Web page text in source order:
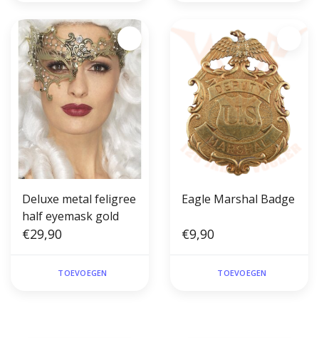
Deluxe metal feligree
half eyemask gold
€29,90
TOEVOEGEN
Eagle Marshal Badge
€9,90
TOEVOEGEN